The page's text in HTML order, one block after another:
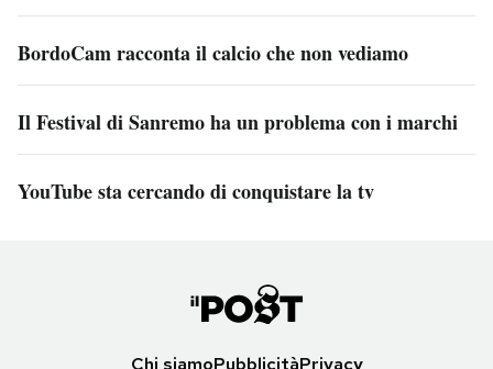
BordoCam racconta il calcio che non vediamo
Il Festival di Sanremo ha un problema con i marchi
YouTube sta cercando di conquistare la tv
Chi siamoPubblicitàPrivacy